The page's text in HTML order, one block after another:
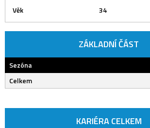
Věk
34
ZÁKLADNÍ ČÁST
Sezóna
Celkem
KARIÉRA CELKEM